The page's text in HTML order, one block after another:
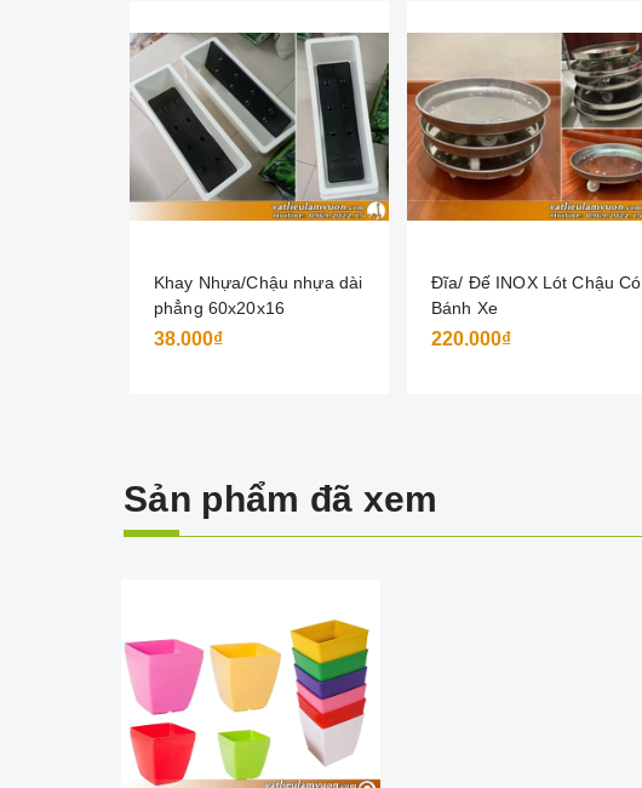
Khay Nhựa/Chậu nhựa dài
phẳng 60x20x16
38.000₫
Đĩa/ Đế INOX Lót Chậu Có
Bánh Xe
220.000₫
Sản phẩm đã xem